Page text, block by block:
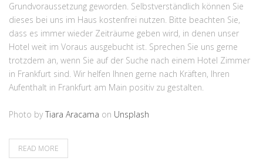
Grundvoraussetzung geworden. Selbstverständlich können Sie
dieses bei uns im Haus kostenfrei nutzen. Bitte beachten Sie,
dass es immer wieder Zeiträume geben wird, in denen unser
Hotel weit im Voraus ausgebucht ist. Sprechen Sie uns gerne
trotzdem an, wenn Sie auf der Suche nach einem Hotel Zimmer
in Frankfurt sind. Wir helfen Ihnen gerne nach Kräften, Ihren
Aufenthalt in Frankfurt am Main positiv zu gestalten.
Photo byTiara Aracama on Unsplash
READ MORE